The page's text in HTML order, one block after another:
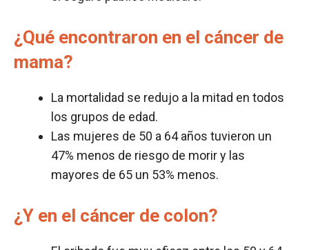
¿Qué encontraron en el cáncer de
mama?
La mortalidad se redujo a la mitad en todos
los grupos de edad.
Las mujeres de 50 a 64 años tuvieron un
47% menos de riesgo de morir y las
mayores de 65 un 53% menos.
¿Y en el cáncer de colon?